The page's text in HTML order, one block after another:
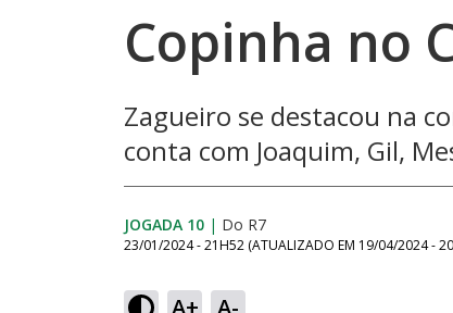
Copinha no
Zagueiro se destacou na
conta com Joaquim, Gil,
JOGADA 10 | Do R7
23/01/2024 - 21H52 (ATUALIZADO EM 19/04/2024 -
A+ A-